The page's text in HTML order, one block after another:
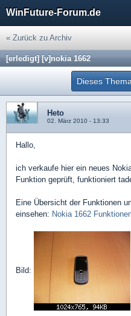
WinFuture-Forum.de
« Zurück zu Archiv
[erledigt] [v]nokia 1662
Dieses
Heto
02. März 2010 - 13:33
Hallo,
ich verkaufe hier ein neues
Funktion geprüft, funktioniert
Eine Übersicht der Funktionen
einsehen: Nokia 1662
Bild: